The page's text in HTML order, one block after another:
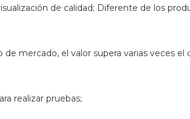
de calidad; Diferente de los
de mercado, el valor supera varias veces el
realizar pruebas;